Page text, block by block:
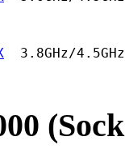
3.8GHz/